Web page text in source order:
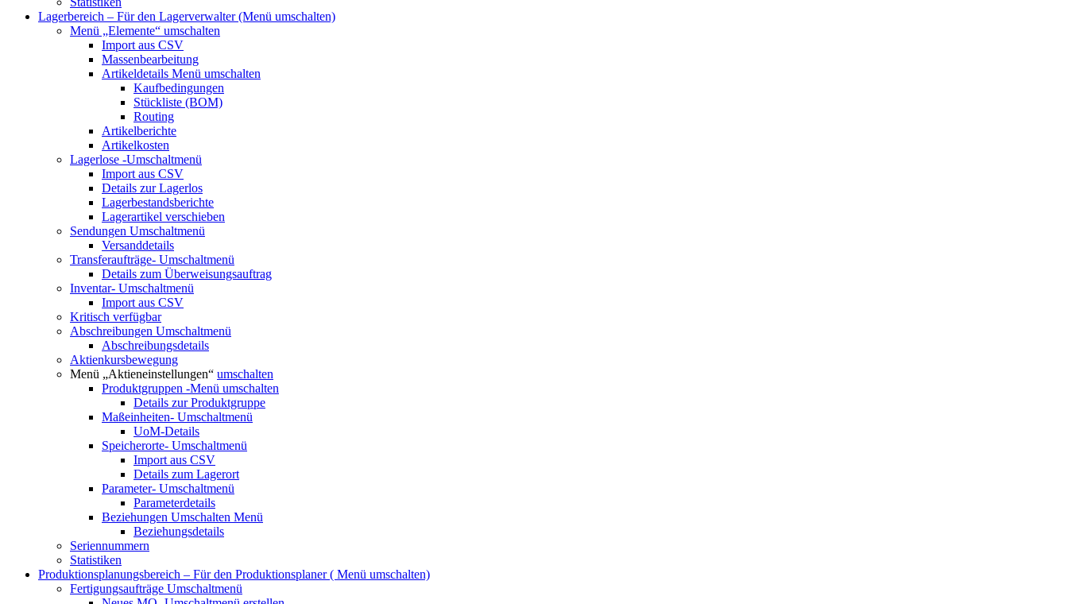
Lagerbereich – Für den Lagerverwalter(Menü umschalten)
Menü „Elemente“ umschalten
Import aus CSV
Massenbearbeitung
Artikeldetails Menü umschalten
Kaufbedingungen
Stückliste (BOM)
Routing
Artikelberichte
Artikelkosten
Lagerlose -Umschaltmenü
Import aus CSV
Details zur Lagerlos
Lagerbestandsberichte
Lagerartikel verschieben
Sendungen Umschaltmenü
Versanddetails
Transferaufträge- Umschaltmenü
Details zum Überweisungsauftrag
Inventar- Umschaltmenü
Import aus CSV
Kritisch verfügbar
Abschreibungen Umschaltmenü
Abschreibungsdetails
Aktienkursbewegung
Menü „Aktieneinstellungen“ umschalten
Produktgruppen -Menü umschalten
Details zur Produktgruppe
Maßeinheiten- Umschaltmenü
UoM-Details
Speicherorte- Umschaltmenü
Import aus CSV
Details zum Lagerort
Parameter- Umschaltmenü
Parameterdetails
Beziehungen Umschalten Menü
Beziehungsdetails
Seriennummern
Statistiken
Produktionsplanungsbereich – Für den Produktionsplaner ( Menü umschalten)
Fertigungsaufträge Umschaltmenü